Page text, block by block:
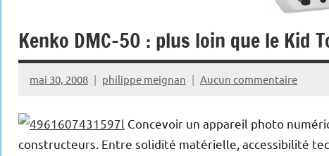
Kenko DMC-50 : plus loin que le Kid
mai 30, 2008 philippe meignan Aucun commentaire
Concevoir un appareil photo
constructeurs. Entre solidité matérielle, accessibilité